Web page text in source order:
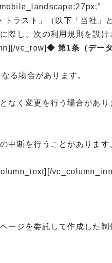
スト」（以下「当社」
際し、次の利用規則を設
vc_row]◆ 第1条（データ
る場合があります。
なく変更を行う場合があ
中断を行うことがあります
ージを委託して作成した